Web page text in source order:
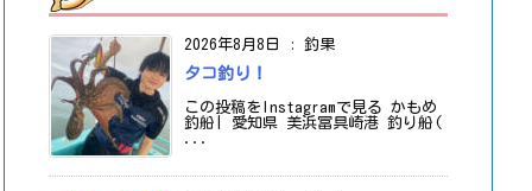
2026年8月8日 : 釣果
タコ釣り！
この投稿をInstagramで見る かもめ
釣船| 愛知県 美浜冨具崎港 釣り船(
...